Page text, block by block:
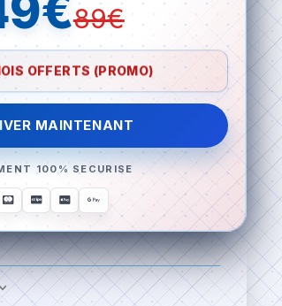
89€
OFFERTS (PROMO)
MAINTENANT
100% SECURISE